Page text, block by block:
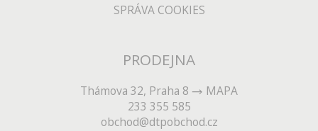
SPRÁVA COOKIES
PRODEJNA
Thámova 32, Praha 8
MAPA
233 355 585
obchod@dtpobchod.cz